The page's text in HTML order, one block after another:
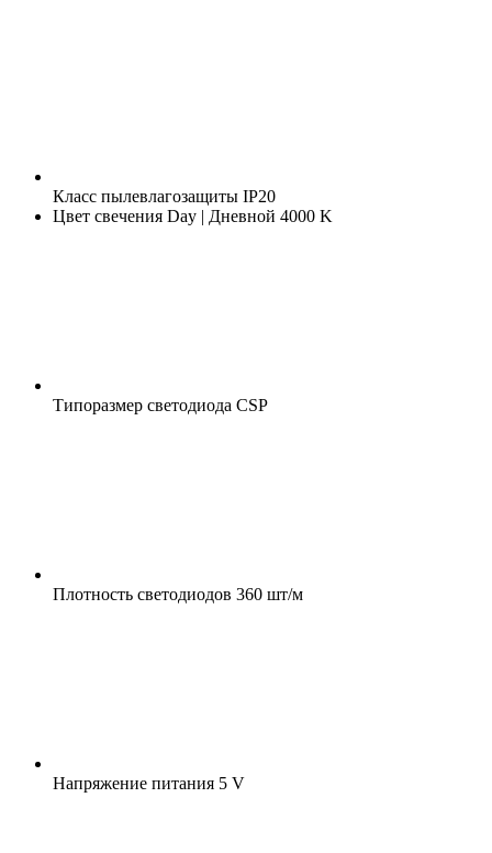
Класс пылевлагозащиты IP20
Цвет свечения Day | Дневной 4000 K
Типоразмер светодиода CSP
Плотность светодиодов 360 шт/м
Напряжение питания 5 V